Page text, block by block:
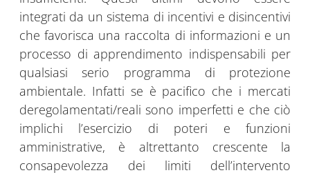
integrati da un sistema di incentivi e disincentivi
che favorisca una raccolta di informazioni e un
processo di apprendimento indispensabili per
qualsiasi serio programma di protezione
ambientale. Infatti se è pacifico che i mercati
deregolamentati/reali sono imperfetti e che ciò
implichi l’esercizio di poteri e funzioni
amministrative, è altrettanto crescente la
consapevolezza dei limiti dell’intervento